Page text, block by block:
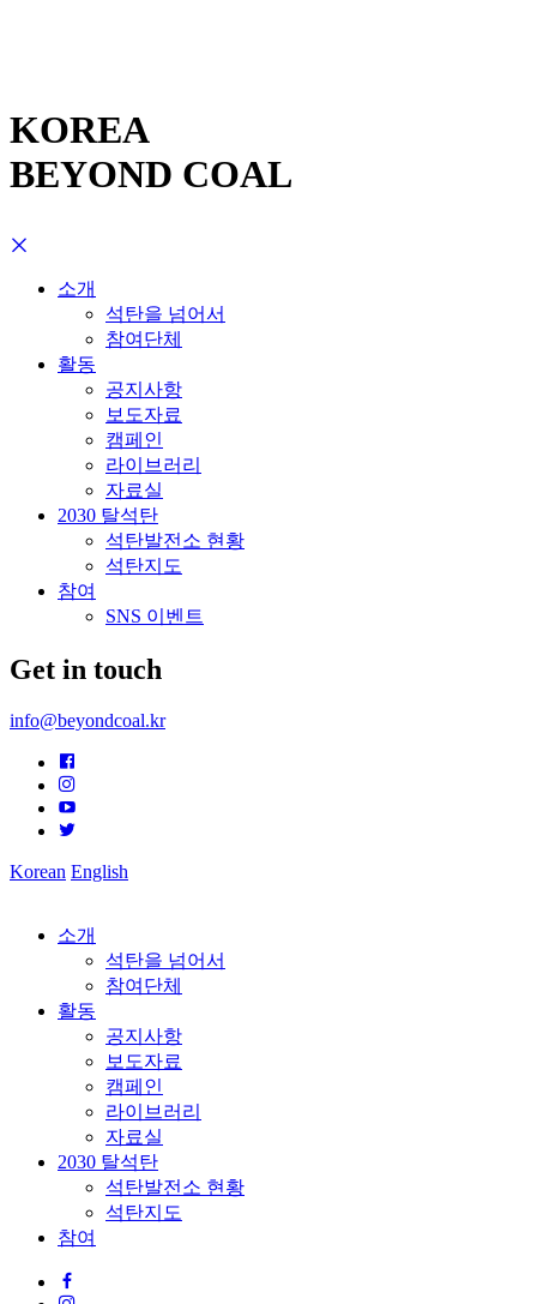
KOREA
BEYOND COAL
소개
석탄을 넘어서
참여단체
활동
공지사항
보도자료
캠페인
라이브러리
자료실
2030 탈석탄
석탄발전소 현황
석탄지도
참여
SNS 이벤트
Get in touch
info@beyondcoal.kr
Korean English
소개
석탄을 넘어서
참여단체
활동
공지사항
보도자료
캠페인
라이브러리
자료실
2030 탈석탄
석탄발전소 현황
석탄지도
참여